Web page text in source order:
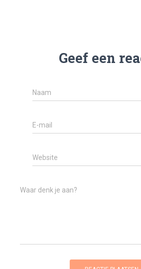
Geef een
Naam
E-mail
Website
Waar denk je aan?